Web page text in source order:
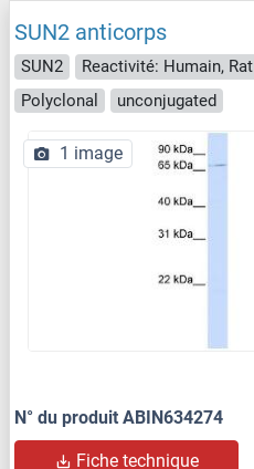
SUN2 anticorps
SUN2 Reactivité: Humain, Rat
Polyclonal
unconjugated
1 image
N° du produit ABIN634274
Fiche technique